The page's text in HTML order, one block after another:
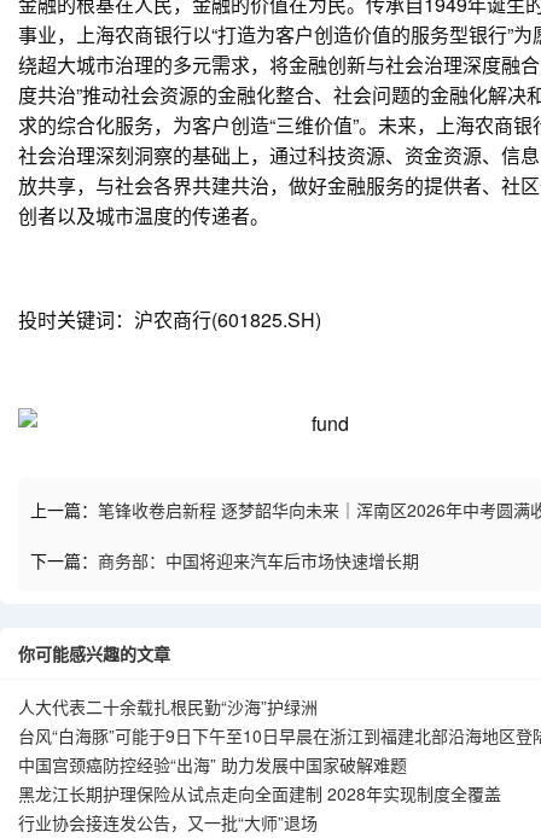
事业，上海农商银行以“打造为客户创造价值的服务型银行”为
绕超大城市治理的多元需求，将金融创新与社会治理深度融
度共治”推动社会资源的金融化整合、社会问题的金融化解决
求的综合化服务，为客户创造“三维价值”。未来，上海农商银
社会治理深刻洞察的基础上，通过科技资源、资金资源、信
放共享，与社会各界共建共治，做好金融服务的提供者、社
创者以及城市温度的传递者。
投时关键词：沪农商行(601825.SH)
上一篇： 笔锋收卷启新程 逐梦韶华向未来｜浑南区2026年中考圆满
下一篇： 商务部：中国将迎来汽车后市场快速增长期
你可能感兴趣的文章
人大代表二十余载扎根民勤“沙海”护绿洲
台风“白海豚”可能于9日下午至10日早晨在浙江到福建北部沿海地区登
中国宫颈癌防控经验“出海” 助力发展中国家破解难题
黑龙江长期护理保险从试点走向全面建制 2028年实现制度全覆盖
行业协会接连发公告，又一批“大师”退场